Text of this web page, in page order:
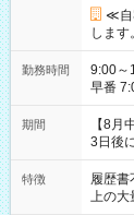
≪自
します。
勤務時間
9:00～18:00（休
早番
と休み
「で
ね。 ※Wワーク希望の方へ 今ご覧のお仕事で希望する勤務時間
と、も
合は応
期間
【8
3日後
特徴 履歴書
上の大